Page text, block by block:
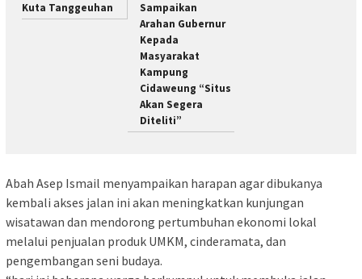
Kuta Tanggeuhan
Sampaikan
Arahan Gubernur
Kepada
Masyarakat
Kampung
Cidaweung “Situs
Akan Segera
Diteliti”
Abah Asep Ismail menyampaikan harapan agar dibukanya
kembali akses jalan ini akan meningkatkan kunjungan
wisatawan dan mendorong pertumbuhan ekonomi lokal
melalui penjualan produk UMKM, cinderamata, dan
pengembangan seni budaya.